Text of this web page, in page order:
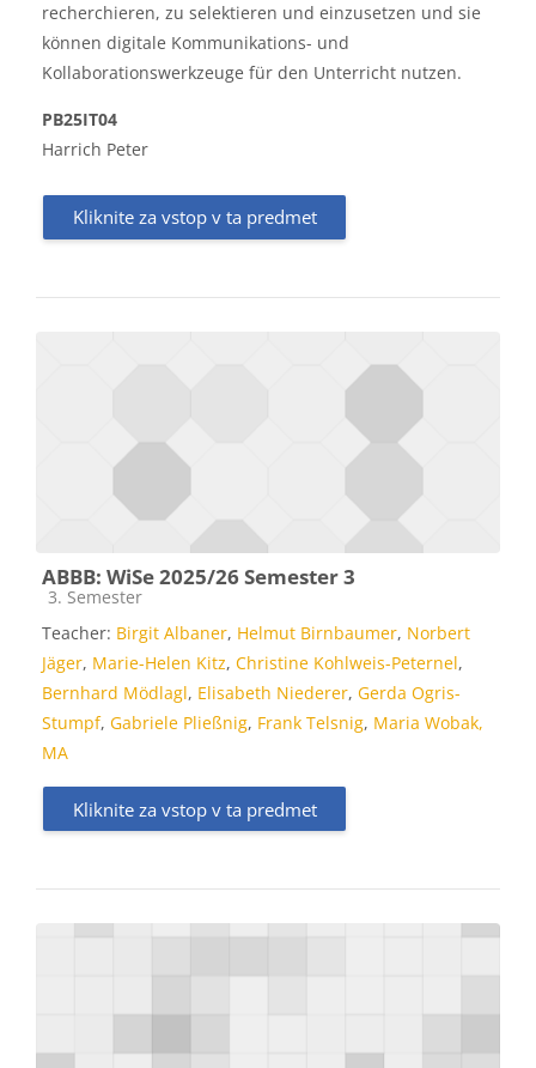
recherchieren, zu selektieren und einzusetzen und sie
können digitale Kommunikations- und
Kollaborationswerkzeuge für den Unterricht nutzen.
PB25IT04
Harrich Peter
Kliknite za vstop v ta predmet
ABBB: WiSe 2025/26 Semester 3
Kategorija predmeta
3. Semester
Teacher: Birgit Albaner, Helmut Birnbaumer, Norbert
Jäger, Marie-Helen Kitz, Christine Kohlweis-Peternel,
Bernhard Mödlagl, Elisabeth Niederer, Gerda Ogris-
Stumpf, Gabriele Pließnig, Frank Telsnig, Maria Wobak,
MA
Kliknite za vstop v ta predmet